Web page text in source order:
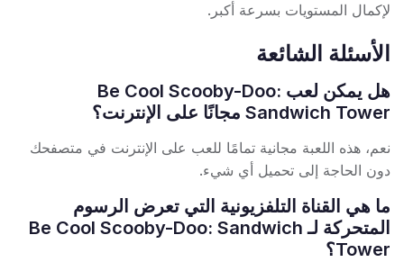
لإكمال المستويات بسرعة أكبر.
الأسئلة الشائعة
هل يمكن لعب Be Cool Scooby-Doo:
Sandwich Tower مجانًا على الإنترنت؟
نعم، هذه اللعبة مجانية تمامًا للعب على الإنترنت في متصفحك
دون الحاجة إلى تحميل أي شيء.
ما هي القناة التلفزيونية التي تعرض الرسوم
المتحركة لـ Be Cool Scooby-Doo: Sandwich
Tower؟